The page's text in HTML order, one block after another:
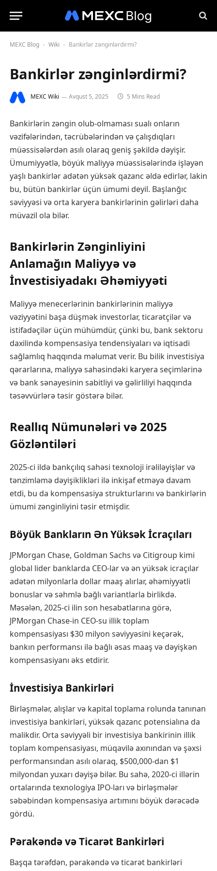
MEXC Blog - Wiki - Bankirlər zənginlərdirmi?
Bankirlər zənginlərdirmi?
MEXC Wiki Avqust 5, 2025 5 Mins Read
Bankirlərin zəngin olub-olmaması sualı onların
vəzifələrindən, təcrübələrindən və çalışdıqları
müəssisələrdən asılı olaraq geniş şəkildə dəyişir.
Ümumiyyətlə, böyük maliyyə müəssisələrində işləyən
yaşlı bankirlər adətən yüksək qazanc əldə edirlər, lakin
bu, bütün bankirlər üçün ümumi deyil. Başlanğıc
səviyyəsi və orta karyera bankirlərinin gəlirləri daha
müvazil ola bilər.
Bankirlərin Zənginliyini
Anlamağın Maliyyə və
İnvestisiyadakı Əhəmiyyəti
Maliyyə menecerlərinin bankirlərinin maliyyə
vəziyyətini başa düşmək investorlar, ticarətçilər və
istifadəçilər üçün mühümdür, çünki bu, bank sektoru
daxilində kompensasiya tendensiyaları və iqtisadi
sağlamlıq haqqında məlumat verir. Bu bilik investisiya
qərarlarına, maliyyə sahəsindəki karyera seçimlərinə
və bank sənayesinin sabitliyi və gəlirliliyi haqqında
təsəvvürlərə təsir göstərə bilər.
Reallıq Nümunələri və 2025
Gözləntiləri
2025-ci ildə bankçılıq sahəsi texnoloji irəliləyişlər və
tənzimləmə dəyişiklikləri ilə inkişaf etməyə davam
etdi, bu da kompensasiya strukturlarını və bankirlərin
ümumi zənginliyini təsir etmişdir.
Böyük Bankların Ən Yüksək İcraçıları
JPMorgan Chase, Goldman Sachs və Citigroup kimi
global lider banklarda CEO-lar və ən yüksək icraçılar
adətən milyonlarla dollar maaş alırlar, əhəmiyyətli
bonuslar və səhmlə bağlı variantlarla birlikdə.
Məsələn, 2025-ci ilin son hesabatlarına görə,
JPMorgan Chase-in CEO-su illik toplam
kompensasiyası $30 milyon səviyyəsini keçərək,
bankın performansı ilə bağlı əsas maaş və dəyişkən
kompensasiyanı əks etdirir.
İnvestisiya Bankirləri
Birləşmələr, alışlar və kapital toplama rolunda tanınan
investisiya bankirləri, yüksək qazanc potensialına da
malikdir. Orta səviyyəli bir investisiya bankirinin illik
toplam kompensasiyası, müqavilə axınından və şəxsi
performansından asılı olaraq, $500,000-dan $1
milyondan yuxarı dəyişə bilər. Bu sahə, 2020-ci illərin
ortalarında texnologiya IPO-ları və birləşmələr
səbəbindən kompensasiya artımını böyük dərəcədə
gördü.
Pərakəndə və Ticarət Bankirləri
Başqa tərəfdən, pərakəndə və ticarət bankirləri